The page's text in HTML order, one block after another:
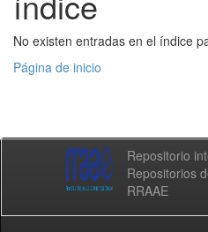
No existen entradas en el índice
Página de inicio
Repositorio
Repositorios
RRAAE